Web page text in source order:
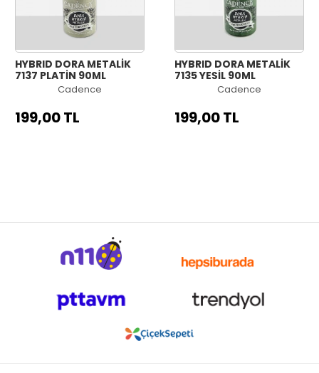
HYBRID DORA METALİK
7137 PLATİN 90ML
Cadence
199,00 TL
HYBRID DORA METALİK
7135 YEŞİL 90ML
Cadence
199,00 TL